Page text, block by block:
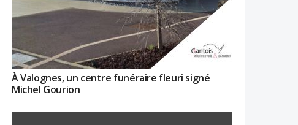
À Valognes, un centre funéraire fleuri signé
Michel Gourion